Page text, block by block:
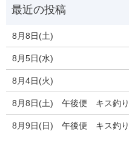
8月8日(土)
8月5日(水)
8月4日(火)
8月8日(土) 午後便 キス釣
8月9日(日) 午後便 キス釣